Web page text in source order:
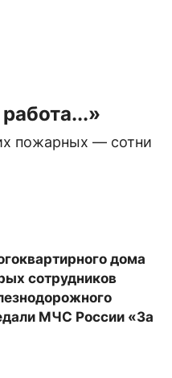
пожарных — сотни
дома
сотрудников
МЧС России «За